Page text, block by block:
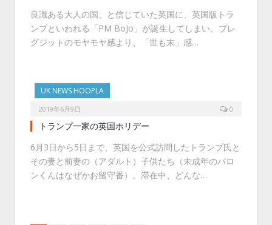
良識ある大人の国、と信じていた英国に、英国版トラ
ンプといわれる「PM BoJo」が誕生してしまい、ブレ
グジットのモヤモヤ感より、「世も末」感…
UK NEWS HOOPLA
2019年6月9日 0
トランプ一家の英国ホリデー
6月3日から5日まで、英国を公式訪問したトランプ氏と
その妻と前妻の（アダルト）子供たち（未成年のバロ
ンくんはなぜかお留守番）。滞在中、どんな…